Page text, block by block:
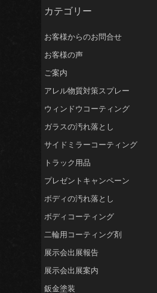
カテゴリー
お客様からのお問合せ
お客様の声
ご案内
アレル物質対策スプレー
ウィンドウコーティング
ガラスの汚れ落とし
サイドミラーコーティング
トラック用品
プレゼントキャンペーン
ボディの汚れ落とし
ボディコーティング
二輪用コーティング剤
展示会出展報告
展示会出展案内
鈑金塗装